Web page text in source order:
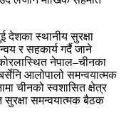
देशका स्थानीय सुरक्षा
र सहकार्य गर्दै जाने
नेपाल–चीनका
आलोपालो समन्वयात्मक
चीनको स्वशासित क्षेत्र
सुरक्षा समन्वयात्मक बैठक